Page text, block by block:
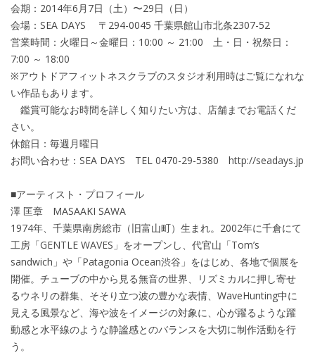
会期：2014年6月7日（土）〜29日（日）
会場：SEA DAYS 〒294-0045 千葉県館山市北条2307-52
営業時間：火曜日～金曜日：10:00 ～ 21:00 土・日・祝祭日：
7:00 ～ 18:00
※アウトドアフィットネスクラブのスタジオ利用時はご覧になれな
い作品もあります。
鑑賞可能なお時間を詳しく知りたい方は、店舗までお電話くだ
さい。
休館日：毎週月曜日
お問い合わせ：SEA DAYS TEL 0470-29-5380 http://seadays.jp
■アーティスト・プロフィール
澤 匡章 MASAAKI SAWA
1974年、千葉県南房総市（旧富山町）生まれ。2002年に千倉にて
工房「GENTLE WAVES」をオープンし、代官山「Tom’s
sandwich」や「Patagonia Ocean渋谷」をはじめ、各地で個展を
開催。チューブの中から見る無音の世界、リズミカルに押し寄せ
るウネリの群集、そそり立つ波の豊かな表情、WaveHunting中に
見える風景など、海や波をイメージの対象に、心が躍るような躍
動感と水平線のような静謐感とのバランスを大切に制作活動を行
う。